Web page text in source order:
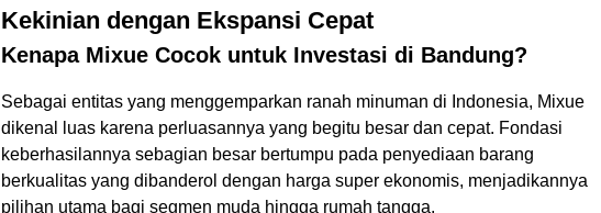
Kekinian dengan Ekspansi Cepat
Kenapa Mixue Cocok untuk Investasi di Bandung?
Sebagai entitas yang menggemparkan ranah minuman di Indonesia, Mixue
dikenal luas karena perluasannya yang begitu besar dan cepat. Fondasi
keberhasilannya sebagian besar bertumpu pada penyediaan barang
berkualitas yang dibanderol dengan harga super ekonomis, menjadikannya
pilihan utama bagi segmen muda hingga rumah tangga.